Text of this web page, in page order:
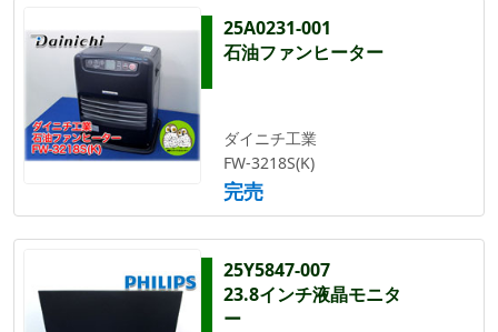
25A0231-001
石油ファンヒーター
ダイニチ工業
FW-3218S(K)
完売
25Y5847-007
23.8インチ液晶モニタ
ー